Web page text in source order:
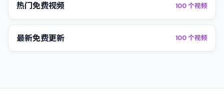
热门免费视频 100个视频
最新免费更新 100个视频